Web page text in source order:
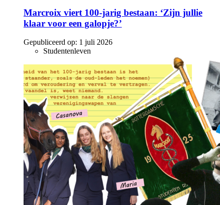
Marcroix viert 100-jarig bestaan: ‘Zijn jullie
klaar voor een galopje?’
Gepubliceerd op: 1 juli 2026
Studentenleven